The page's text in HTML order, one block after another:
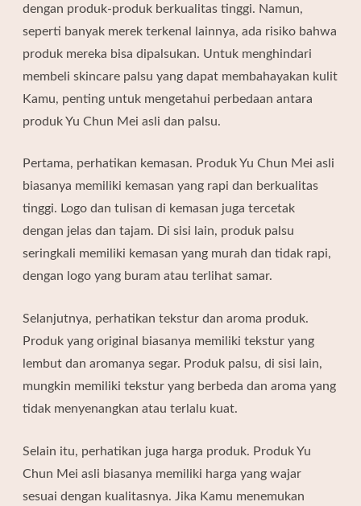
dengan produk-produk berkualitas tinggi. Namun,
seperti banyak merek terkenal lainnya, ada risiko bahwa
produk mereka bisa dipalsukan. Untuk menghindari
membeli skincare palsu yang dapat membahayakan kulit
Kamu, penting untuk mengetahui perbedaan antara
produk Yu Chun Mei asli dan palsu.
Pertama, perhatikan kemasan. Produk Yu Chun Mei asli
biasanya memiliki kemasan yang rapi dan berkualitas
tinggi. Logo dan tulisan di kemasan juga tercetak
dengan jelas dan tajam. Di sisi lain, produk palsu
seringkali memiliki kemasan yang murah dan tidak rapi,
dengan logo yang buram atau terlihat samar.
Selanjutnya, perhatikan tekstur dan aroma produk.
Produk yang original biasanya memiliki tekstur yang
lembut dan aromanya segar. Produk palsu, di sisi lain,
mungkin memiliki tekstur yang berbeda dan aroma yang
tidak menyenangkan atau terlalu kuat.
Selain itu, perhatikan juga harga produk. Produk Yu
Chun Mei asli biasanya memiliki harga yang wajar
sesuai dengan kualitasnya. Jika Kamu menemukan